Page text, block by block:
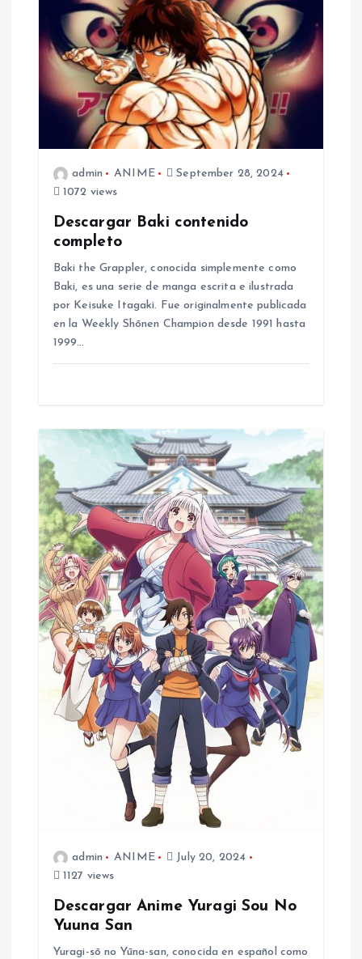
a
t
admin ANIME
September 28, 2024
1072 views
Descargar Baki contenido
completo
Baki the Grappler, conocida simplemente como
Baki, es una serie de manga escrita e ilustrada
por Keisuke Itagaki. Fue originalmente publicada
en la Weekly Shōnen Champion desde 1991 hasta
1999…
admin ANIME
July 20, 2024
1127 views
Descargar Anime Yuragi Sou No
Yuuna San
Yuragi-sō no Yūna-san, conocida en español como